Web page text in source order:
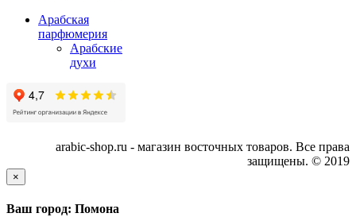
Арабская
парфюмерия
Арабские
духи
arabic-shop.ru - магазин восточных товаров. Все права
защищены. © 2019
×
Ваш город: Помона